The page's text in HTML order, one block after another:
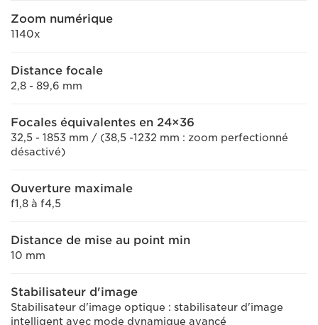
Zoom numérique
1140x
Distance focale
2,8 - 89,6 mm
Focales équivalentes en 24×36
32,5 - 1853 mm / (38,5 -1232 mm : zoom perfectionné
désactivé)
Ouverture maximale
f1,8 à f4,5
Distance de mise au point min
10 mm
Stabilisateur d'image
Stabilisateur d'image optique : stabilisateur d'image
intelligent avec mode dynamique avancé